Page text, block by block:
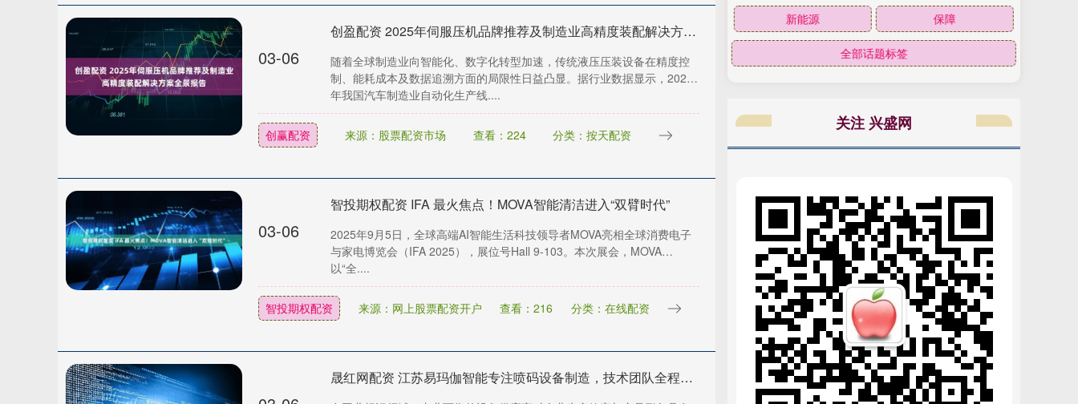
03-06
创盈配资 2025年伺服压机品牌推荐及制造业高精度装配解决方案全景报告
随着全球制造业向智能化、数字化转型加速，传统液压压装设备在精度控
制、能耗成本及数据追溯方面的局限性日益凸显。据行业数据显示，2024
年我国汽车制造业自动化生产线....
创赢配资 来源：股票配资市场 查看：224 分类：按天配资
03-06
智投期权配资 IFA 最火焦点！MOVA智能清洁进入“双臂时代”
2025年9月5日，全球高端AI智能生活科技领导者MOVA亮相全球消费电子
与家电博览会（IFA 2025），展位号Hall 9-103。本次展会，MOVA
以“全....
智投期权配资 来源：网上股票配资开户 查看：216 分类：在线配资
晟红网配资 江苏易玛伽智能专注喷码设备制造，技术团队全程严格把控。提供高解析喷码机、小字符喷码机及激光喷码机，保障标识清晰稳定运行
新能源 保障
全部话题标签
关注 兴盛网